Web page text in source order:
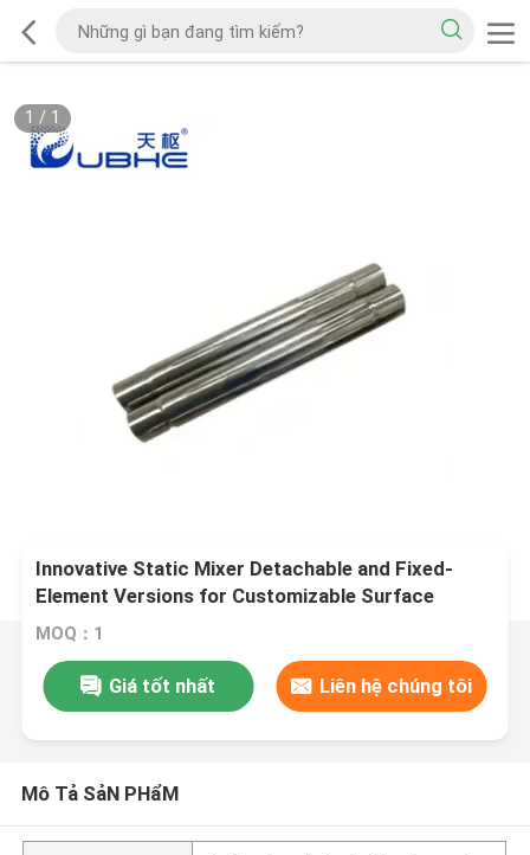
1 / 1
Innovative Static Mixer Detachable and Fixed-
Element Versions for Customizable Surface
Treatment
MOQ：1
Giá tốt nhất Liên hệ chúng tôi
Mô Tả SảN PHẩM